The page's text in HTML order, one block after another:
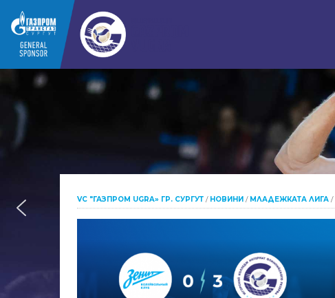
VC "ГАЗПРОМ UGRA» ГР. СУРГУТ / НОВИНИ / МЛАДЕЖКАТА ЛИГА /